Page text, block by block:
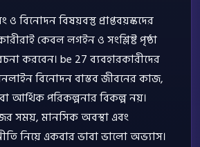
ও বিনোদন বিষয়বস্তু প্রাপ্তবয়স্কদের
কেবল লগইন ও সংশ্লিষ্ট পৃষ্ঠা
করবেন। be 27 ব্যবহারকারীদের
বিনোদন বাস্তব জীবনের কাজ,
বা আর্থিক পরিকল্পনার বিকল্প নয়।
সময়, মানসিক অবস্থা এবং
নিয়ে একবার ভাবা ভালো অভ্যাস।